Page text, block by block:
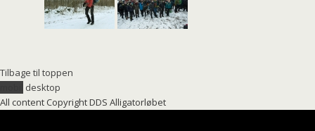
Tilbage til toppen
desktop
All content Copyright DDS Alligatorløbet